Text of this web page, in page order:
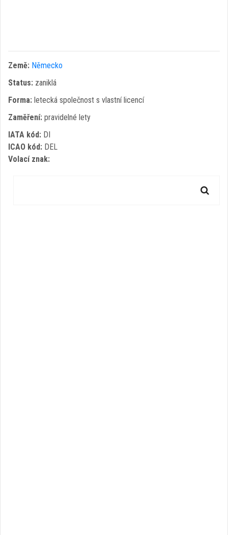
Země: Německo
Status: zaniklá
Forma: letecká společnost s vlastní licencí
Zaměření: pravidelné lety
IATA kód: DI
ICAO kód: DEL
Volací znak: